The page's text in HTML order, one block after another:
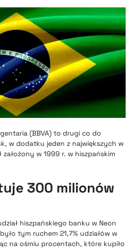
(BBVA) to drugi co do
w dodatku jeden z największych w
założony w 1999 r. w hiszpańskim
300 milionów
hiszpańskiego banku w Neon
tym ruchem 21,7% udziałów w
na ośmiu procentach, które kupiło